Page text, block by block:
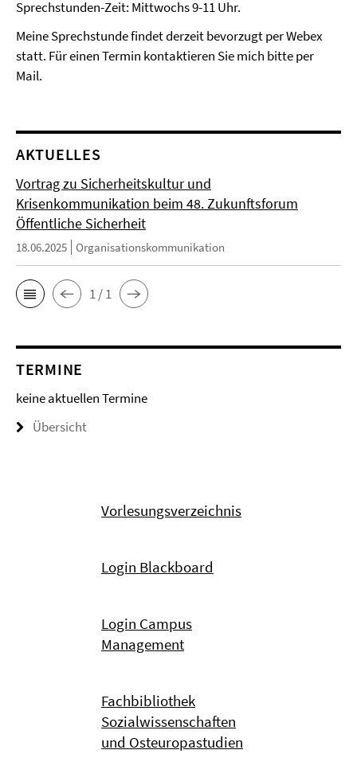
Sprechstunden-Zeit: Mittwochs 9-11 Uhr.
Meine Sprechstunde findet derzeit bevorzugt per Webex
statt. Für einen Termin kontaktieren Sie mich bitte per
Mail.
AKTUELLES
Vortrag zu Sicherheitskultur und
Krisenkommunikation beim 48. Zukunftsforum
Öffentliche Sicherheit
18.06.2025 Organisationskommunikation
1 / 1
TERMINE
keine aktuellen Termine
Übersicht
Vorlesungsverzeichnis
Login Blackboard
Login Campus
Management
Fachbibliothek
Sozialwissenschaften
und Osteuropastudien